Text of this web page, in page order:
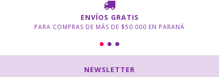
ENVÍOS GRATIS
PARA COMPRAS DE MÁS DE $50.000 EN PARANÁ
NEWSLETTER